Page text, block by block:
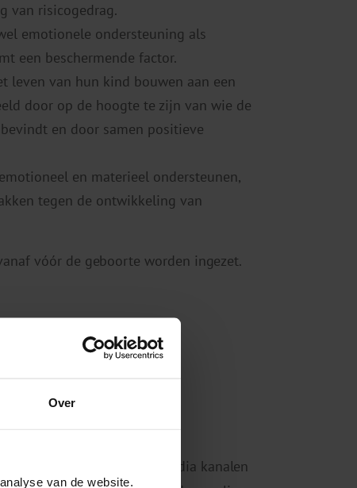
Over
van de website.
van risicogedrag.
emotionele ondersteuning als
een beschermende factor.
leven van hun kind bouwen aan een
door op de hoogte te zijn van wie de
en door samen positieve
en materieel ondersteunen,
tegen de ontwikkeling van
vóór de geboorte worden ingezet.
) en sociale media kanalen